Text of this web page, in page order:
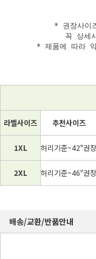
* 권장사이
* 제품에 따라
라벨사이즈 추천사이즈
1XL 허리기준~42"권장
2XL 허리기준~46"권장
배송/교환/반품안내